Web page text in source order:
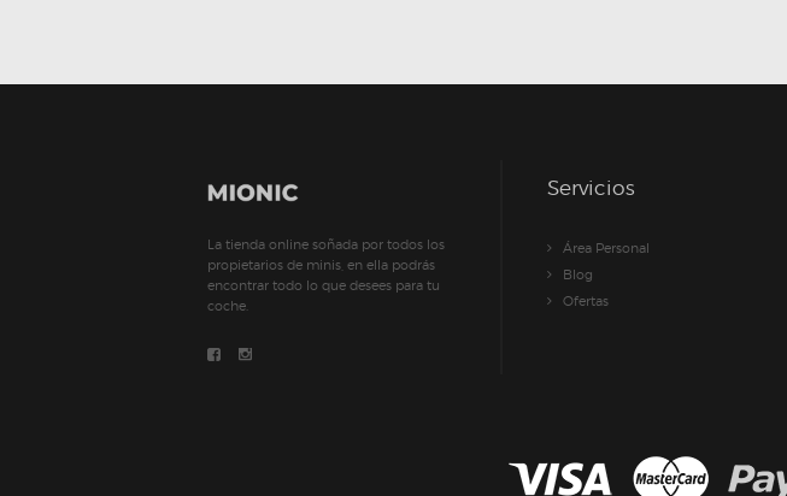
La tienda online soñada por todos los
propietarios de minis, en ella podrás
encontrar todo lo que desees para tu
coche.
Servicios
Área Personal
Blog
Ofertas